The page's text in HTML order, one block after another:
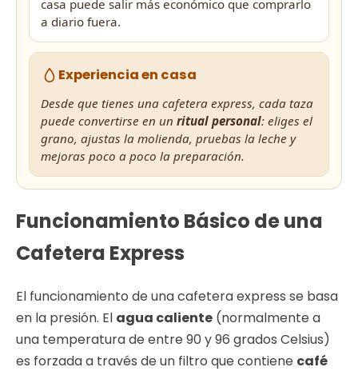
casa puede salir más económico que comprarlo
a diario fuera.
Experiencia en casa
Desde que tienes una cafetera express, cada taza
puede convertirse en un ritual personal: eliges el
grano, ajustas la molienda, pruebas la leche y
mejoras poco a poco la preparación.
Funcionamiento Básico de una
Cafetera Express
El funcionamiento de una cafetera express se basa
en la presión. El agua caliente (normalmente a
una temperatura de entre 90 y 96 grados Celsius)
es forzada a través de un filtro que contiene café